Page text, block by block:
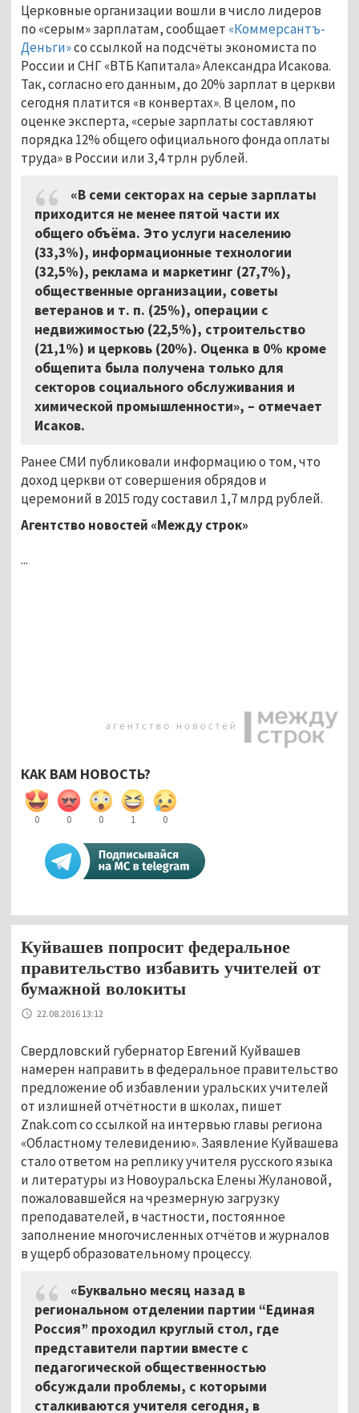
Церковные организации вошли в число лидеров
по «серым» зарплатам, сообщает «Коммерсантъ-
Деньги»со ссылкой на подсчёты экономиста по
России и СНГ «ВТБ Капитала» Александра Исакова.
Так, согласно его данным, до 20% зарплат в церкви
сегодня платится «в конвертах». В целом, по
оценке эксперта, «серые зарплаты составляют
порядка 12% общего официального фонда оплаты
труда» в России или 3,4 трлн рублей.
«В семи секторах на серые зарплаты
приходится не менее пятой части их
общего объёма. Это услуги населению
(33,3%), информационные технологии
(32,5%), реклама и маркетинг (27,7%),
общественные организации, советы
ветеранов и т. п. (25%), операции с
недвижимостью (22,5%), строительство
(21,1%) и церковь (20%). Оценка в 0% кроме
общепита была получена только для
секторов социального обслуживания и
химической промышленности», – отмечает
Исаков.
Ранее СМИ публиковали информацию о том, что
доход церкви от совершения обрядов и
церемоний в 2015 году составил 1,7 млрд рублей.
Агентство новостей «Между строк»
...
КАК ВАМ НОВОСТЬ?
0 0 0 1 0
Куйвашев попросит федеральное
правительство избавить учителей от
бумажной волокиты
22.08.2016 13:12
Свердловский губернатор Евгений Куйвашев
намерен направить в федеральное правительство
предложение об избавлении уральских учителей
от излишней отчётности в школах, пишет
Znak.com со ссылкой на интервью главы региона
«Областному телевидению». Заявление Куйвашева
стало ответом на реплику учителя русского языка
и литературы из Новоуральска Елены Жулановой,
пожаловавшейся на чрезмерную загрузку
преподавателей, в частности, постоянное
заполнение многочисленных отчётов и журналов
в ущерб образовательному процессу.
«Буквально месяц назад в
региональном отделении партии “Единая
Россия” проходил круглый стол, где
представители партии вместе с
педагогической общественностью
обсуждали проблемы, с которыми
сталкиваются учителя сегодня, в